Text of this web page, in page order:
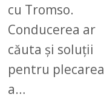
cu Tromso.
Conducerea ar
căuta și soluții
pentru plecarea
a…